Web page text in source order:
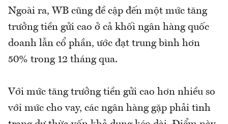
Ngoài ra, WB cũng đề cập đến một mức tăng
trưởng tiền gửi cao ở cả khối ngân hàng quốc
doanh lẫn cổ phần, ước đạt trung bình hơn
50% trong 12 tháng qua.
Với mức tăng trưởng tiền gửi cao hơn nhiều so
với mức cho vay, các ngân hàng gặp phải tình